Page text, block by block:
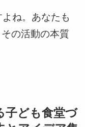
ね。あなたも
の活動の本質
子ども食堂づ